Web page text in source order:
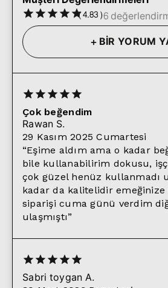
(4.83)6
+BİR YORUM
Çok beğendim
Rawan S.
29 Kasım 2025 Cumartesi
“Eşime aldım ama o kadar
bile kullanabilirim dokusu,
çok güzel henüz kullanmadı
kadar da kalitelidir emeğinize
siparişi cuma günü verdim
ulaşmıştı”
Sabri toyganA.